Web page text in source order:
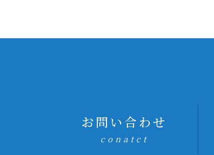
お問い合わせ
conatct